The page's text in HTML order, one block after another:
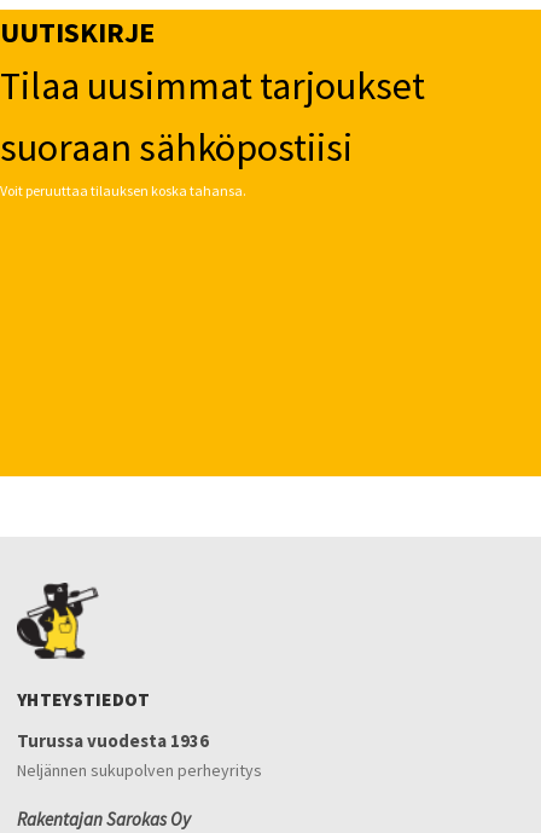
UUTISKIRJE
Tilaa uusimmat tarjoukset
suoraan sähköpostiisi
Voit peruuttaa tilauksen koska tahansa.
YHTEYSTIEDOT
Turussa vuodesta 1936
Neljännen sukupolven perheyritys
Rakentajan Sarokas Oy